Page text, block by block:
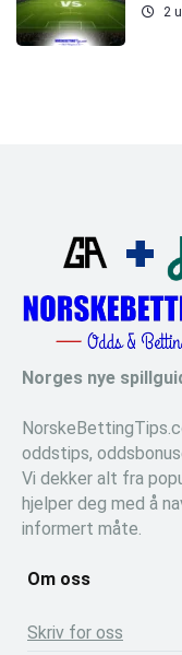
2
Norges nye
oddstips,
Vi dekker alt fra
hjelper deg med å
informert måte.
Om oss
Skriv for oss